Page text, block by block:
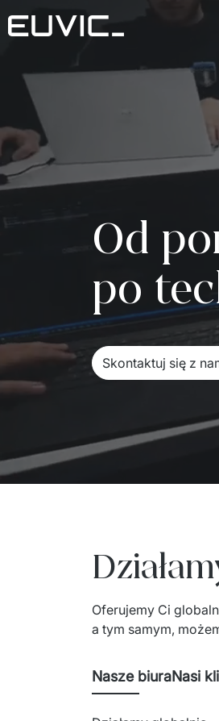
Od
po
Skontaktuj się z
Oferujemy Ci
a tym samym,
Nasze biuraNasi